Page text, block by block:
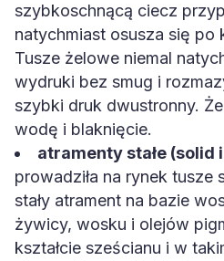
szybkoschnącą ciecz
natychmiast osusza się po
Tusze żelowe niemal
wydruki bez smug i
szybki druk dwustronny.
wodę i blaknięcie.
atramenty stałe (solid
prowadziła na rynek tusze
stały atrament na bazie
żywicy, wosku i olejów
kształcie sześcianu i w